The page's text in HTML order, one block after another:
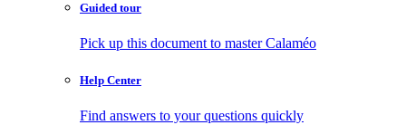
Guided tour
Pick up this document to master Calaméo
Help Center
Find answers to your questions quickly